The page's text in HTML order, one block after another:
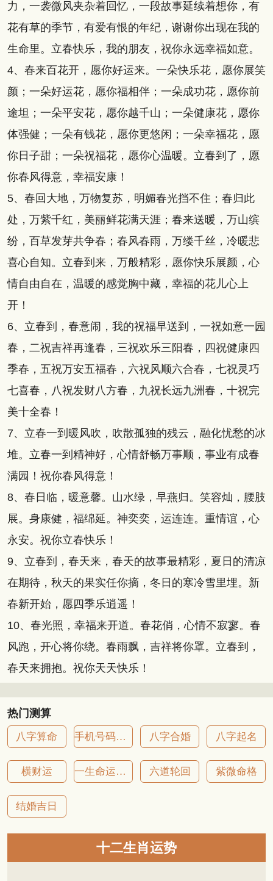
力，一袭微风夹杂着回忆，一段故事延续着想你，有
花有草的季节，有爱有恨的年纪，谢谢你出现在我的
生命里。立春快乐，我的朋友，祝你永远幸福如意。
4、春来百花开，愿你好运来。一朵快乐花，愿你展笑
颜；一朵好运花，愿你福相伴；一朵成功花，愿你前
途坦；一朵平安花，愿你越千山；一朵健康花，愿你
体强健；一朵有钱花，愿你更悠闲；一朵幸福花，愿
你日子甜；一朵祝福花，愿你心温暖。立春到了，愿
你春风得意，幸福安康！
5、春回大地，万物复苏，明媚春光挡不住；春归此
处，万紫千红，美丽鲜花满天涯；春来送暖，万山缤
纷，百草发芽共争春；春风春雨，万缕千丝，冷暖悲
喜心自知。立春到来，万般精彩，愿你快乐展颜，心
情自由自在，温暖的感觉胸中藏，幸福的花儿心上
开！
6、立春到，春意闹，我的祝福早送到，一祝如意一园
春，二祝吉祥再逢春，三祝欢乐三阳春，四祝健康四
季春，五祝万安五福春，六祝风顺六合春，七祝灵巧
七喜春，八祝发财八方春，九祝长远九洲春，十祝完
美十全春！
7、立春一到暖风吹，吹散孤独的残云，融化忧愁的冰
堆。立春一到精神好，心情舒畅万事顺，事业有成春
满园！祝你春风得意！
8、春日临，暖意馨。山水绿，早燕归。笑容灿，腰肢
展。身康健，福绵延。神奕奕，运连连。重情谊，心
永安。祝你立春快乐！
9、立春到，春天来，春天的故事最精彩，夏日的清凉
在期待，秋天的果实任你摘，冬日的寒冷雪里埋。新
春新开始，愿四季乐逍遥！
10、春光照，幸福来开道。春花俏，心情不寂寥。春
风跑，开心将你绕。春雨飘，吉祥将你罩。立春到，
春天来拥抱。祝你天天快乐！
热门测算
八字算命 手机号码吉凶 八字合婚 八字起名
横财运 一生命运详批 六道轮回 紫微命格
结婚吉日
十二生肖运势